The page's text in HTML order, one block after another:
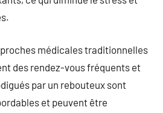
médicales traditionnelles
des rendez-vous fréquents et
par un rebouteux sont
et peuvent être